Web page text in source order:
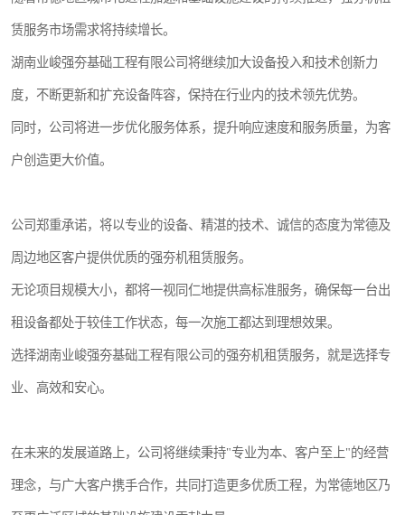
赁服务市场需求将持续增长。
湖南业峻强夯基础工程有限公司将继续加大设备投入和技术创新力
度，不断更新和扩充设备阵容，保持在行业内的技术领先优势。
同时，公司将进一步优化服务体系，提升响应速度和服务质量，为客
户创造更大价值。
公司郑重承诺，将以专业的设备、精湛的技术、诚信的态度为常德及
周边地区客户提供优质的强夯机租赁服务。
无论项目规模大小，都将一视同仁地提供高标准服务，确保每一台出
租设备都处于较佳工作状态，每一次施工都达到理想效果。
选择湖南业峻强夯基础工程有限公司的强夯机租赁服务，就是选择专
业、高效和安心。
在未来的发展道路上，公司将继续秉持"专业为本、客户至上"的经营
理念，与广大客户携手合作，共同打造更多优质工程，为常德地区乃